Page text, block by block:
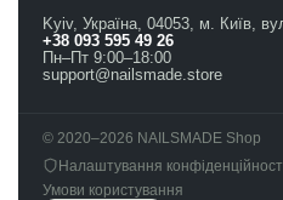
Kyiv, Україна, 04053, м. Київ,
+38 093 595 49 26
Пн–Пт 9:00–18:00
support@nailsmade.store
© 2020–2026 NAILSMADE Shop
Налаштування
Умови користування